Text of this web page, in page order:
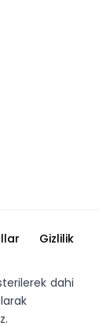
Gizlilik
dahi